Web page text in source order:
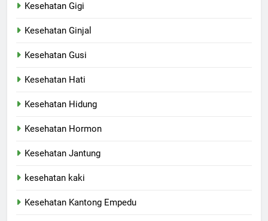
Kesehatan Gigi
Kesehatan Ginjal
Kesehatan Gusi
Kesehatan Hati
Kesehatan Hidung
Kesehatan Hormon
Kesehatan Jantung
kesehatan kaki
Kesehatan Kantong Empedu